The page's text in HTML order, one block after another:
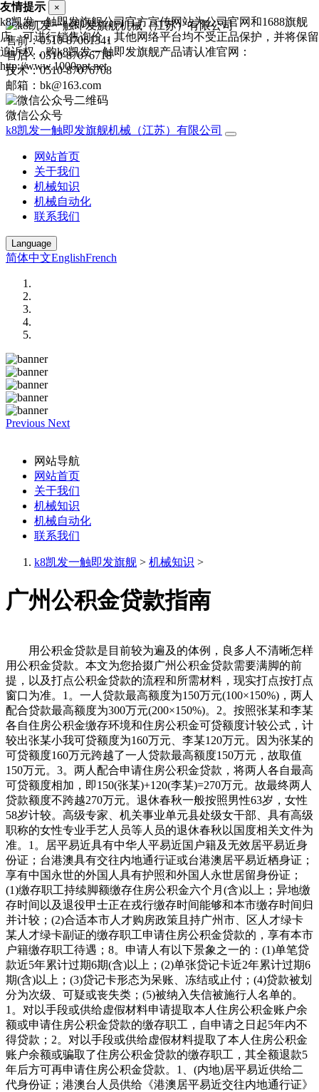
售前：0510-87061341
售后：0510-87076718
技术：0510-87076708
邮箱：bk@163.com
微信公众号
k8凯发一触即发旗舰机械（江苏）有限公司
网站首页
关于我们
机械知识
机械自动化
联系我们
Language
简体中文EnglishFrench
Previous Next
网站导航
网站首页
关于我们
机械知识
机械自动化
联系我们
k8凯发一触即发旗舰 > 机械知识 >
广州公积金贷款指南
用公积金贷款是目前较为遍及的体例，良多人不清晰怎样
用公积金贷款。本文为您拾掇广州公积金贷款需要满脚的前
提，以及打点公积金贷款的流程和所需材料，现实打点按打点
窗口为准。1。一人贷款最高额度为150万元(100×150%)，两人
配合贷款最高额度为300万元(200×150%)。2。按照张某和李某
各自住房公积金缴存环境和住房公积金可贷额度计较公式，计
较出张某小我可贷额度为160万元、李某120万元。因为张某的
可贷额度160万元跨越了一人贷款最高额度150万元，故取值
150万元。3。两人配合申请住房公积金贷款，将两人各自最高
可贷额度相加，即150(张某)+120(李某)=270万元。故最终两人
贷款额度不跨越270万元。退休春秋一般按照男性63岁，女性
58岁计较。高级专家、机关事业单元县处级女干部、具有高级
职称的女性专业手艺人员等人员的退休春秋以国度相关文件为
准。1。居平易近具有中华人平易近国户籍及无效居平易近身
份证；台港澳具有交往内地通行证或台港澳居平易近栖身证；
享有中国永世的外国人具有护照和外国人永世居留身份证；
(1)缴存职工持续脚额缴存住房公积金六个月(含)以上；异地缴
存时间以及退役甲士正在戎行缴存时间能够和本市缴存时间归
并计较；(2)合适本市人才购房政策且持广州市、区人才绿卡
某人才绿卡副证的缴存职工申请住房公积金贷款的，享有本市
户籍缴存职工待遇；8。申请人有以下景象之一的：(1)单笔贷
款近5年累计过期6期(含)以上；(2)单张贷记卡近2年累计过期6
期(含)以上；(3)贷记卡形态为呆账、冻结或止付；(4)贷款被划
分为次级、可疑或丧失类；(5)被纳入失信被施行人名单的。
1。对以手段或供给虚假材料申请提取本人住房公积金账户余
额或申请住房公积金贷款的缴存职工，自申请之日起5年内不
得贷款；2。对以手段或供给虚假材料提取了本人住房公积金
账户余额或骗取了住房公积金贷款的缴存职工，其全额退款5
年后方可再申请住房公积金贷款。1、(内地)居平易近供给二
代身份证；港澳台人员供给《港澳居平易近交往内地通行证》
友情提示 ×
k8凯发一触即发旗舰公司官方宣传网站为公司官网和1688旗舰
店，可进行销售询价，其他网络平台均不受正品保护，并将保留
追诉权，购k8凯发一触即发旗舰产品请认准官网：
http://www.1000ppt.net